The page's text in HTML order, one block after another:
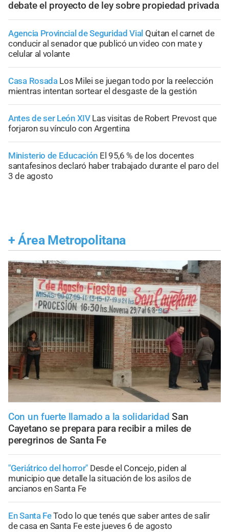
debate el proyecto de ley sobre propiedad privada
Agencia Provincial de Seguridad Vial Quitan el carnet de
conducir al senador que publicó un video con mate y
celular al volante
Casa Rosada Los Milei se juegan todo por la reelección
mientras intentan sortear el desgaste de la gestión
Antes de ser León XIV Las visitas de Robert Prevost que
forjaron su vínculo con Argentina
Ministerio de Educación El 95,6 % de los docentes
santafesinos declaró haber trabajado durante el paro del
3 de agosto
+ Área Metropolitana
Con un fuerte llamado a la solidaridad San
Cayetano se prepara para recibir a miles de
peregrinos de Santa Fe
"Geriátrico del horror" Desde el Concejo, piden al
municipio que detalle la situación de los asilos de
ancianos en Santa Fe
En Santa FeTodo lo que tenés que saber antes de salir
de casa en Santa Fe este jueves 6 de agosto